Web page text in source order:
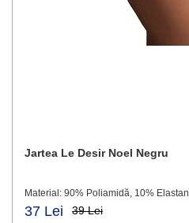
Jartea Le Desir Noel Negru
Material: 90% Poliamidă, 10% Elastan
37 Lei 39 Lei